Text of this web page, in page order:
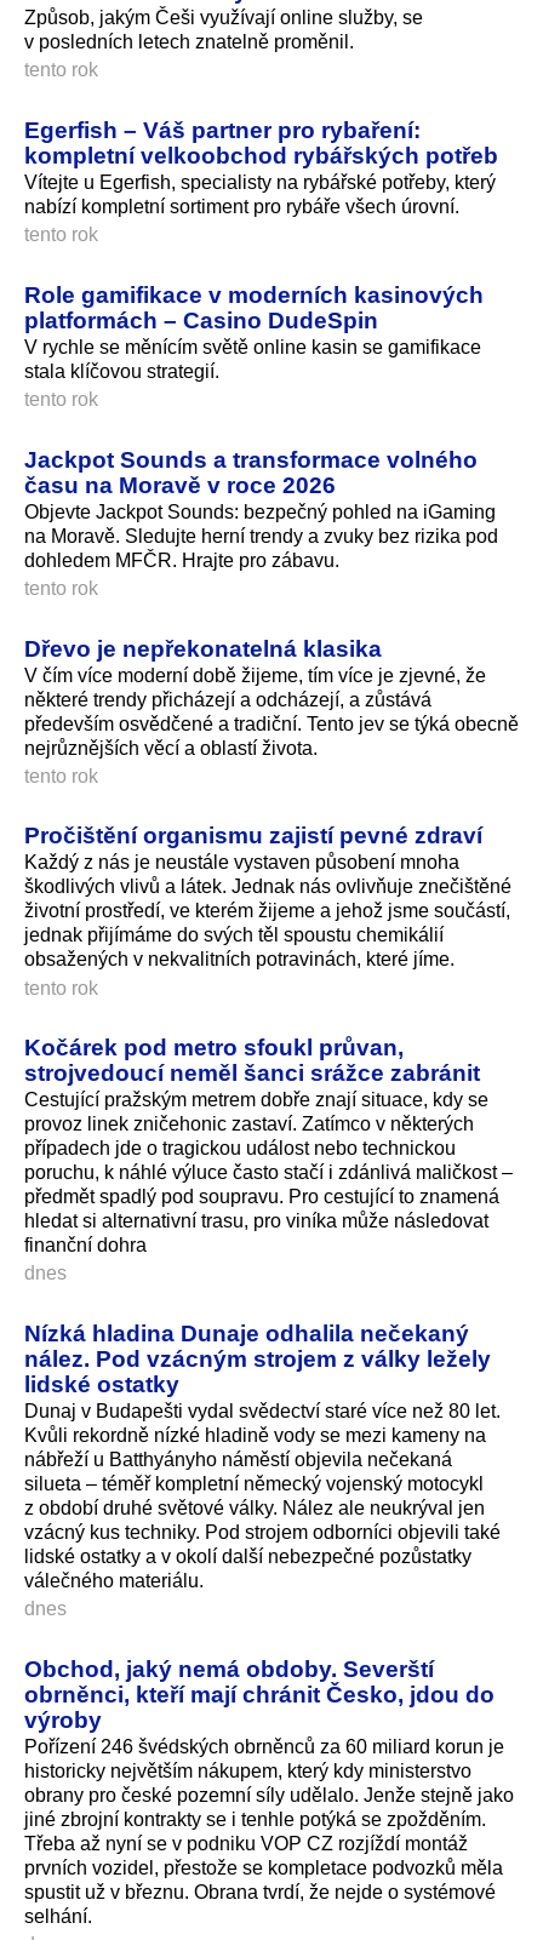
Způsob, jakým Češi využívají online služby, se
v posledních letech znatelně proměnil.
tento rok
Egerfish – Váš partner pro rybaření:
kompletní velkoobchod rybářských potřeb
Vítejte u Egerfish, specialisty na rybářské potřeby, který
nabízí kompletní sortiment pro rybáře všech úrovní.
tento rok
Role gamifikace v moderních kasinových
platformách – Casino DudeSpin
V rychle se měnícím světě online kasin se gamifikace
stala klíčovou strategií.
tento rok
Jackpot Sounds a transformace volného
času na Moravě v roce 2026
Objevte Jackpot Sounds: bezpečný pohled na iGaming
na Moravě. Sledujte herní trendy a zvuky bez rizika pod
dohledem MFČR. Hrajte pro zábavu.
tento rok
Dřevo je nepřekonatelná klasika
V čím více moderní době žijeme, tím více je zjevné, že
některé trendy přicházejí a odcházejí, a zůstává
především osvědčené a tradiční. Tento jev se týká obecně
nejrůznějších věcí a oblastí života.
tento rok
Pročištění organismu zajistí pevné zdraví
Každý z nás je neustále vystaven působení mnoha
škodlivých vlivů a látek. Jednak nás ovlivňuje znečištěné
životní prostředí, ve kterém žijeme a jehož jsme součástí,
jednak přijímáme do svých těl spoustu chemikálií
obsažených v nekvalitních potravinách, které jíme.
tento rok
Kočárek pod metro sfoukl průvan,
strojvedoucí neměl šanci srážce zabránit
Cestující pražským metrem dobře znají situace, kdy se
provoz linek zničehonic zastaví. Zatímco v některých
případech jde o tragickou událost nebo technickou
poruchu, k náhlé výluce často stačí i zdánlivá maličkost –
předmět spadlý pod soupravu. Pro cestující to znamená
hledat si alternativní trasu, pro viníka může následovat
finanční dohra
dnes
Nízká hladina Dunaje odhalila nečekaný
nález. Pod vzácným strojem z války ležely
lidské ostatky
Dunaj v Budapešti vydal svědectví staré více než 80 let.
Kvůli rekordně nízké hladině vody se mezi kameny na
nábřeží u Batthyányho náměstí objevila nečekaná
silueta – téměř kompletní německý vojenský motocykl
z období druhé světové války. Nález ale neukrýval jen
vzácný kus techniky. Pod strojem odborníci objevili také
lidské ostatky a v okolí další nebezpečné pozůstatky
válečného materiálu.
dnes
Obchod, jaký nemá obdoby. Severští
obrněnci, kteří mají chránit Česko, jdou do
výroby
Pořízení 246 švédských obrněnců za 60 miliard korun je
historicky největším nákupem, který kdy ministerstvo
obrany pro české pozemní síly udělalo. Jenže stejně jako
jiné zbrojní kontrakty se i tenhle potýká se zpožděním.
Třeba až nyní se v podniku VOP CZ rozjíždí montáž
prvních vozidel, přestože se kompletace podvozků měla
spustit už v březnu. Obrana tvrdí, že nejde o systémové
selhání.